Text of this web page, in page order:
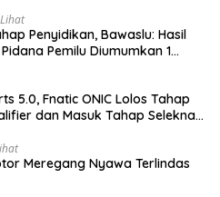
Penyidikan, Bawaslu: Hasil
Pemilu Diumumkan 1
5.0, Fnatic ONIC Lolos Tahap
dan Masuk Tahap Seleknas
Meregang Nyawa Terlindas